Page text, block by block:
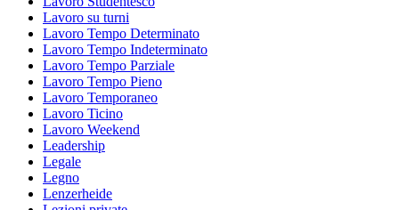
Lavoro su turni
Lavoro Tempo Determinato
Lavoro Tempo Indeterminato
Lavoro Tempo Parziale
Lavoro Tempo Pieno
Lavoro Temporaneo
Lavoro Ticino
Lavoro Weekend
Leadership
Legale
Legno
Lenzerheide